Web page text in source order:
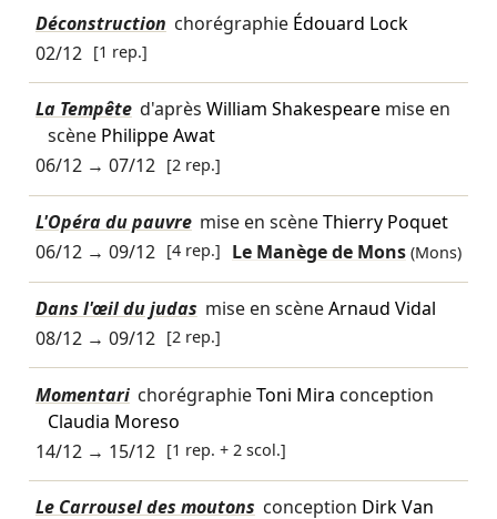
Déconstruction chorégraphie Édouard Lock
02/12 [1 rep.]
La Tempête d'après William Shakespearemise en
scène Philippe Awat
06/12→ 07/12 [2 rep.]
L'Opéra du pauvre mise en scèneThierry Poquet
06/12→ 09/12 [4 rep.] Le Manège de Mons (Mons)
Dans l'œil du judas mise en scèneArnaud Vidal
08/12→ 09/12 [2 rep.]
Momentari chorégraphieToni Mira conception
Claudia Moreso
14/12→ 15/12 [1 rep. + 2 scol.]
Le Carrousel des moutons conception Dirk Van